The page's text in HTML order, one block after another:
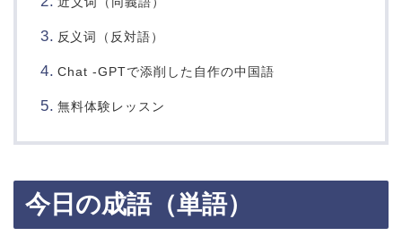
反义词（反対語）
Chat -GPTで添削した自作の中国語
無料体験レッスン
今日の成語（単語）